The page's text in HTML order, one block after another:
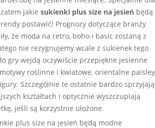
jakie sukienki plus size na jesień będą
postawić! Prognozy dotyczące branży
że moda na retro, boho i basic zostaną z
nie rezygnujemy wcale z sukienek tego
gry wejdą oczywiście przepiękne jesienne
roślinne i kwiatowe, orientalne paisley
Szczególnie te ostatnie bardzo sprzyjają
kształtach i optycznie wyszczuplają
jeśli są korzystnie ułożone.
plus size na jesień będą modne